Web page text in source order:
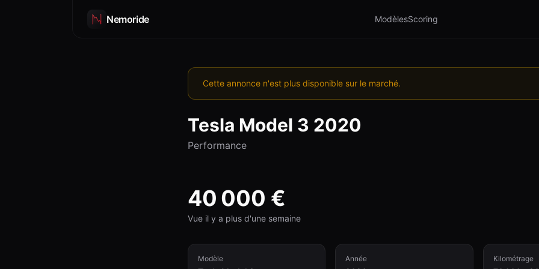
Nemoride ModèlesScoring
Cette annonce n'est plus disponible sur le marché.
Tesla Model 3 2020
Performance
40 000 €
Vue il y a plus d'une semaine
Modèle Année Kilométrage